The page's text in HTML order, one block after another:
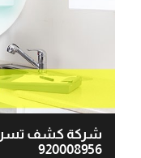
شركة كشف
920008956